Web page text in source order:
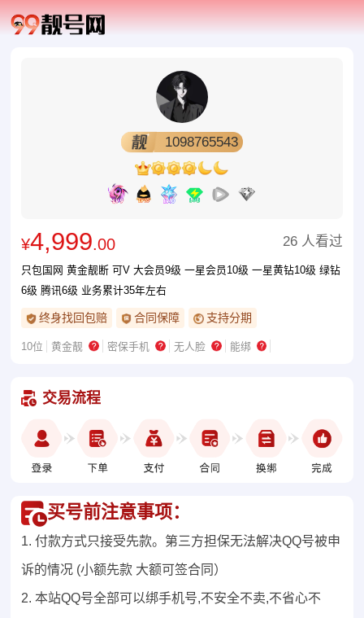
1098765543
¥4,999.00 26 人看过
只包国网 黄金靓断 可V 大会员9级 一星会员10级 一星黄钻10级 绿钻
6级 腾讯6级 业务累计35年左右
终身找回包赔 合同保障 支持分期
10位 黄金靓 密保手机 无人脸 能绑
交易流程
买号前注意事项：
1. 付款方式只接受先款。第三方担保无法解决QQ号被申
诉的情况 (小额先款 大额可签合同）
2. 本站QQ号全部可以绑手机号,不安全不卖,不省心不